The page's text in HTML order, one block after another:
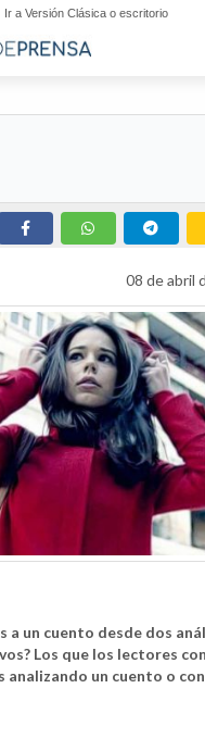
Ir a Versión Clásica o escritorio
08 de abril
a un cuento desde dos
Los que los lectores
analizando un cuento o